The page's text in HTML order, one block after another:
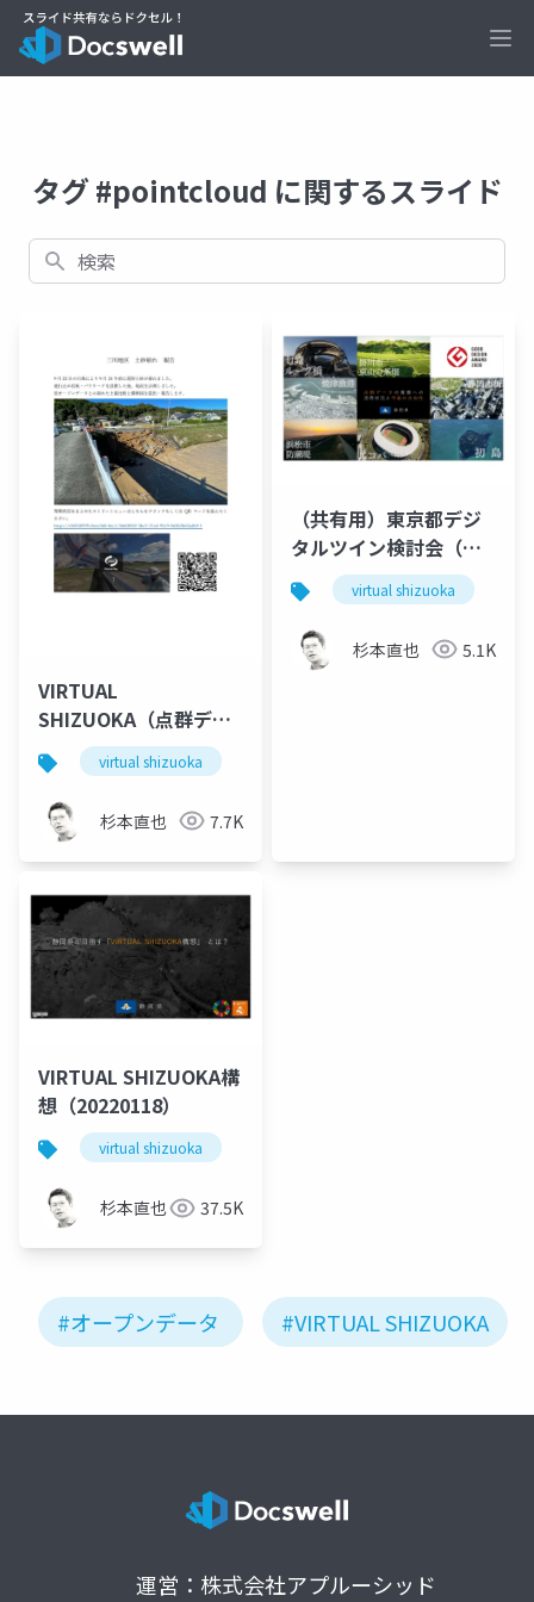
タグ #pointcloud に関するスライド
検索
VIRTUAL
SHIZUOKA（点群デー
タを使った災害報告
例）
virtual shizuoka
杉本直也 7.7K
（共有用）東京都デジ
タルツイン検討会（静
岡県）virtual shizuoka
杉本直也 5.1K
VIRTUAL SHIZUOKA構
想（20220118）
virtual shizuoka
杉本直也 37.5K
#オープンデータ #VIRTUAL SHIZUOKA
運営：株式会社アプルーシッド